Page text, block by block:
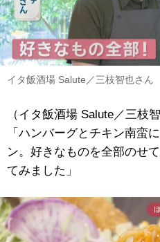
イタ飯酒場 Salute／三枝智也さん
（イタ飯酒場 Salute／三枝
「ハンバーグとチキン南蛮
ン。好きなものを全部のせ
てみました」